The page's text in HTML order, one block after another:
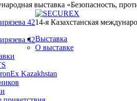
выставка «Безопасность,
4214-я Казахстанская
42Выставка
О выставке
Kazakhstan